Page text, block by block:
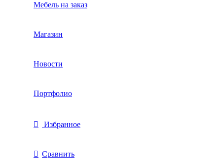
Мебель на заказ
Магазин
Новости
Портфолио
Избранное
Сравнить